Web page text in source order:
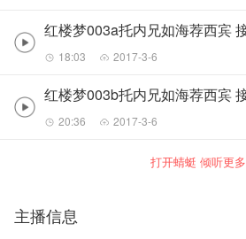
18:03 2017-3-6
20:36 2017-3-6
打开蜻蜓 倾听更多
主播信息